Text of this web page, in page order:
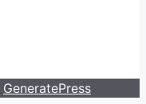
GeneratePress